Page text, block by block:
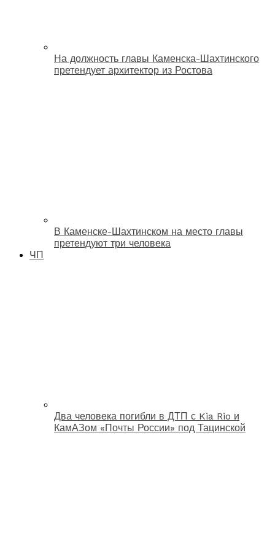
На должность главы Каменска-Шахтинского
претендует архитектор из Ростова
В Каменске-Шахтинском на место главы
претендуют три человека
ЧП
Два человека погибли в ДТП с Kia Rio и
КамАЗом «Почты России» под Тацинской